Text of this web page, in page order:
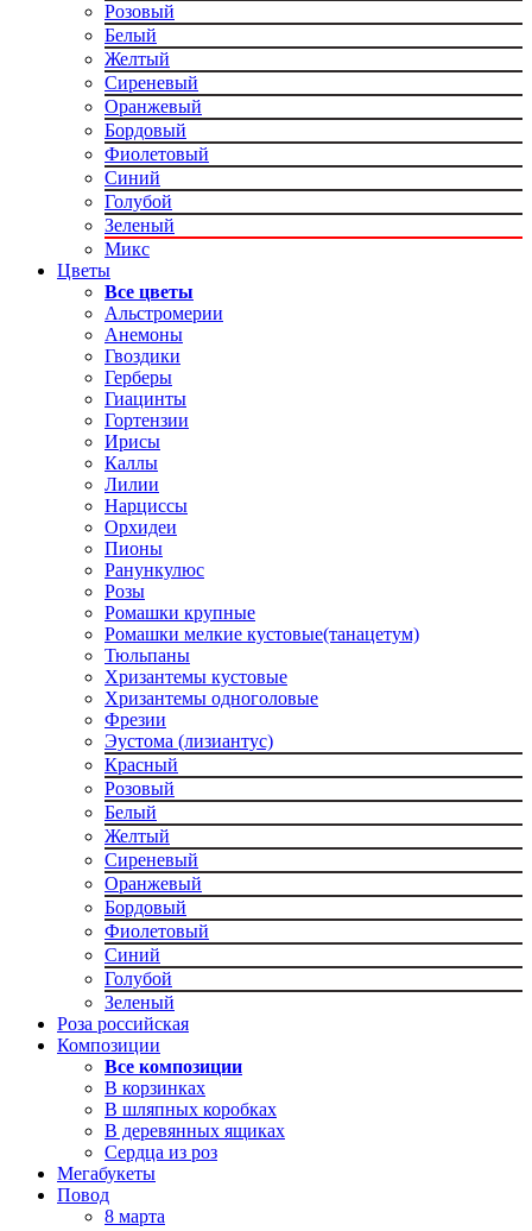
Розовый
Белый
Желтый
Сиреневый
Оранжевый
Бордовый
Фиолетовый
Синий
Голубой
Зеленый
Микс
Цветы
Все цветы
Альстромерии
Анемоны
Гвоздики
Герберы
Гиацинты
Гортензии
Ирисы
Каллы
Лилии
Нарциссы
Орхидеи
Пионы
Ранункулюс
Розы
Ромашки крупные
Ромашки мелкие кустовые(танацетум)
Тюльпаны
Хризантемы кустовые
Хризантемы одноголовые
Фрезии
Эустома (лизиантус)
Красный
Розовый
Белый
Желтый
Сиреневый
Оранжевый
Бордовый
Фиолетовый
Синий
Голубой
Зеленый
Роза российская
Композиции
Все композиции
В корзинках
В шляпных коробках
В деревянных ящиках
Сердца из роз
Мегабукеты
Повод
8 марта